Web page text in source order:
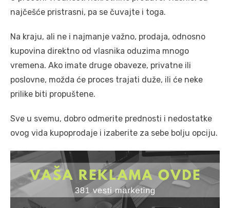
najčešće pristrasni, pa se čuvajte i toga.
Na kraju, ali ne i najmanje važno, prodaja, odnosno
kupovina direktno od vlasnika oduzima mnogo
vremena. Ako imate druge obaveze, privatne ili
poslovne, možda će proces trajati duže, ili će neke
prilike biti propuštene.
Sve u svemu, dobro odmerite prednosti i nedostatke
ovog vida kupoprodaje i izaberite za sebe bolju opciju.